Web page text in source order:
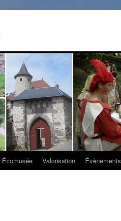
Écomusée Valorisation Évènements